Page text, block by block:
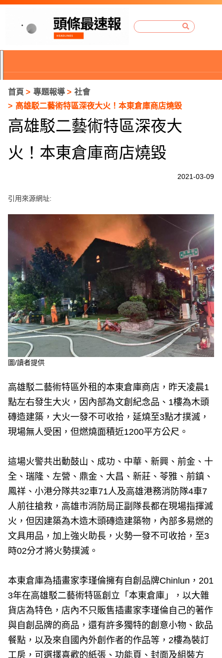
首頁 專題報導
社會
高雄駁二藝術特區深夜大火！本東倉庫商店燒毀
高雄駁二藝術特區深夜大
火！本東倉庫商店燒毀
2021-03-09
引用來源網址:
圖/讀者提供
高雄駁二藝術特區外租的本東倉庫商店，昨天凌晨1
點左右發生大火，因內部為文創紀念品、1樓為木頭
磚造建築，大火一發不可收拾，延燒至3點才撲滅，
現場無人受困，但燃燒面積近1200平方公尺。
這場火警共出動鼓山、成功、中華、新興、前金、十
全、瑞隆、左營、鼎金、大昌、新莊、苓雅、前鎮、
鳳祥、小港分隊共32車71人及高雄港務消防隊4車7
人前往搶救，高雄市消防局正副隊長都在現場指揮滅
火，但因建築為木造木頭磚造建築物，內部多易燃的
文具用品，加上強火助長，火勢一發不可收拾，至3
時02分才將火勢撲滅。
本東倉庫為插畫家李瑾倫擁有自創品牌Chinlun，201
3年在高雄駁二藝術特區創立「本東倉庫」，以大雜
貨店為特色，店內不只販售插畫家李瑾倫自己的著作
與自創品牌的商品，還有許多獨特的創意小物、飲品
餐點，以及來自國內外創作者的作品等，2樓為裝訂
工房，可選擇喜歡的紙張、功能頁、封面及組裝方